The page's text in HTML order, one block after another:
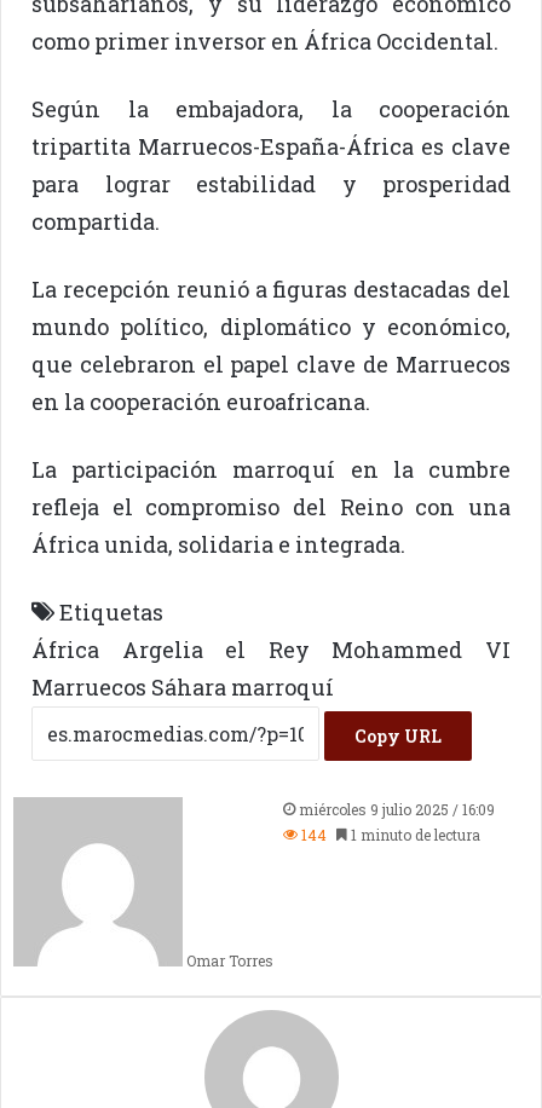
como primer inversor en África Occidental.
Según la embajadora, la cooperación
tripartita Marruecos-España-África es clave
para lograr estabilidad y prosperidad
compartida.
La recepción reunió a figuras destacadas del
mundo político, diplomático y económico,
que celebraron el papel clave de Marruecos
en la cooperación euroafricana.
La participación marroquí en la cumbre
refleja el compromiso del Reino con una
África unida, solidaria e integrada.
Etiquetas
África
Argelia
el Rey Mohammed VI
Marruecos Sáhara marroquí
Copy URL
Omar Torres
miércoles 9 julio 2025 / 16:09
144
1 minuto de lectura